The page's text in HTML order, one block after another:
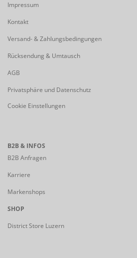
Impressum
Kontakt
Versand- & Zahlungsbedingungen
Rücksendung & Umtausch
AGB
Privatsphäre und Datenschutz
Cookie Einstellungen
B2B & INFOS
B2B Anfragen
Karriere
Markenshops
SHOP
District Store Luzern